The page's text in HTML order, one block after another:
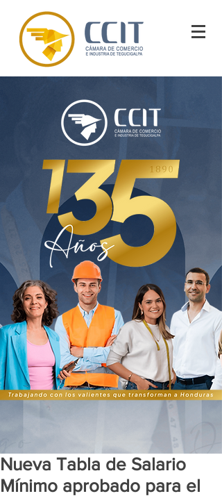
Nueva Tabla de Salario
Mínimo aprobado para el